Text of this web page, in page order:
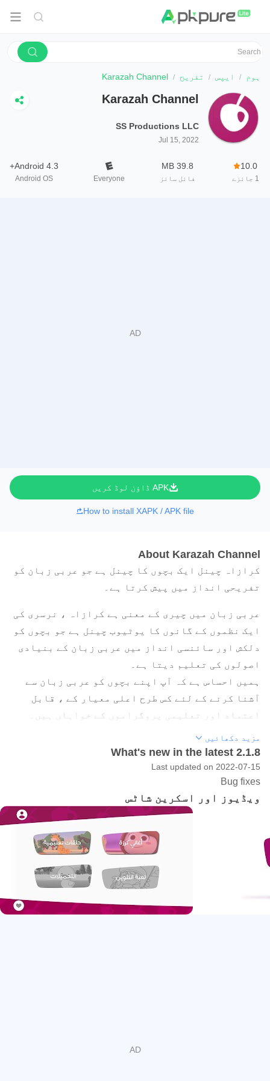
ہوم ایپس تفریح Karazah Channel
Karazah Channel
SS Productions LLC
Jul 15, 2022
10.0
1 جائزے
39.8 MB
فائل سائز Everyone
Android 4.3+
Android OS
APK ڈاؤن لوڈ کریں
How to install XAPK / APK file
About Karazah Channel
کرازاہ چینل ایک بچوں کا چینل ہے جو عربی زبان کو
تفریحی انداز میں پیش کرتا ہے۔
عربی زبان میں چیری کے معنی ہے کرازاہ ، نرسری کی
ایک نظموں کے گانوں کا یوٹیوب چینل ہے جو بچوں کو
دلکش اور سائنسی انداز میں عربی زبان کے بنیادی
اصولوں کی تعلیم دیتا ہے۔
ہمیں احساس ہے کہ آپ اپنے بچوں کو عربی زبان سے
آشنا کرنے کے لئے کس طرح اعلی معیار کے ، قابل
اعتماد اور تعلیمی پروگراموں کے خواہاں ہیں۔
تیار کردہ دل چسپ مواد فراہم کرنے کے لئے تمام
اجزاء موجود ہیں جو بچوں کی نفسیات اور میڈیا
کو ان یوٹیوب چینلز کے عادی ہونے سے بھی بچاسکتا
ہے جو بچ kidوں کے چینلز کی آڑ میں قابل اعتراض
مواد کو منتشر کرتے ہیں۔
آج کی دنیا میں ، خاص طور پر ترقی یافتہ ممالک میں
، بچوں کو یوٹیوب کے سامنے اچھ .ا موقع ملا ہے۔ یہ
ہر والدین کے لئے کافی حیران کن ہے کہ کتنے جلدی
بچے اپنے پسندیدہ پروگراموں اور چینلز کو خود سے
تلاش کرسکتے ہیں۔ کرازہ بچوں کے درمیان یوٹیوب کی
مزید دکھائیں
What's new in the latest 2.1.8
Last updated on 2022-07-15
Bug fixes
ویڈیوز اور اسکرین شاٹس